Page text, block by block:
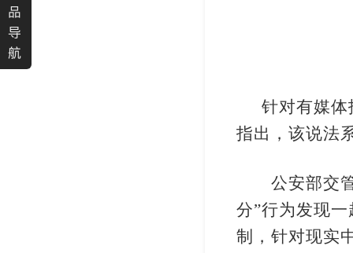
针对有媒体
指出，该说法
公安部交管
分”行为发现
制，针对现实
品
导
航